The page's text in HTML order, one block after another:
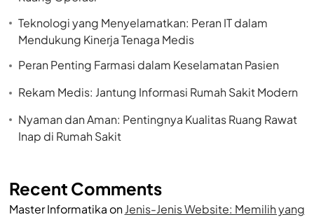
Teknologi yang Menyelamatkan: Peran IT dalam
Mendukung Kinerja Tenaga Medis
Peran Penting Farmasi dalam Keselamatan Pasien
Rekam Medis: Jantung Informasi Rumah Sakit Modern
Nyaman dan Aman: Pentingnya Kualitas Ruang Rawat
Inap di Rumah Sakit
Recent Comments
Master Informatika onJenis-Jenis Website: Memilih yang